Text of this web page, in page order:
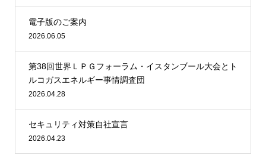
電子版のご案内
2026.06.05
第38回世界ＬＰＧフォーラム・イスタンブール大会とト
ルコガスエネルギー事情調査団
2026.04.28
セキュリティ対策自社宣言
2026.04.23